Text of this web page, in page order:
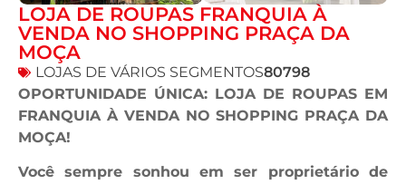
LOJA DE ROUPAS FRANQUIA À
VENDA NO SHOPPING PRAÇA DA
MOÇA
LOJAS DE VÁRIOS SEGMENTOS80798
OPORTUNIDADE ÚNICA: LOJA DE ROUPAS EM
FRANQUIA À VENDA NO SHOPPING PRAÇA DA
MOÇA!
Você sempre sonhou em ser proprietário de